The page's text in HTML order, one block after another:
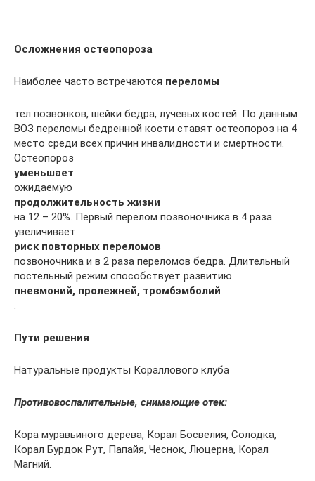
.
Осложнения остеопороза
Наиболее часто встречаются переломы
тел позвонков, шейки бедра, лучевых костей. По данным
ВОЗ переломы бедренной кости ставят остеопороз на 4
место среди всех причин инвалидности и смертности.
Остеопороз
уменьшает
ожидаемую
продолжительность жизни
на 12 – 20%. Первый перелом позвоночника в 4 раза
увеличивает
риск повторных переломов
позвоночника и в 2 раза переломов бедра. Длительный
постельный режим способствует развитию
пневмоний, пролежней, тромбэмболий
.
Пути решения
Натуральные продукты Кораллового клуба
Противовоспалительные, снимающие отек:
Кора муравьиного дерева, Корал Босвелия, Солодка,
Корал Бурдок Рут, Папайя, Чеснок, Люцерна, Корал
Магний.